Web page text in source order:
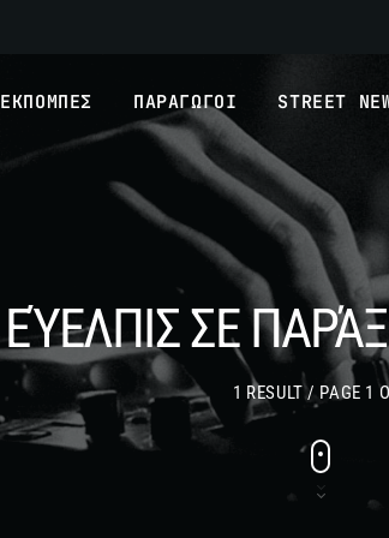
ΕΚΠΟΜΠΕΣ ΠΑΡΑΓΩΓΟΙ STREET
ΕΎΕΛΠΙΣ ΣΕ
1 RESULT / PAGE 1